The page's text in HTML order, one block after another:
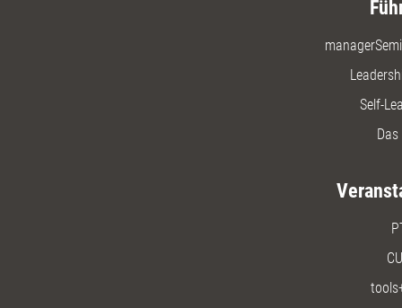
Self-